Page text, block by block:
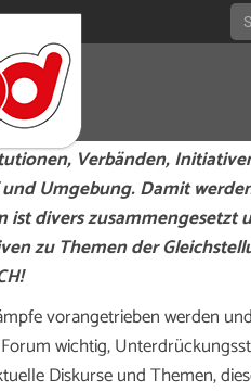
gesellschafspolitisch
Es handelt sich dabei um
Verbänden,
Umgebung. Damit
ist divers
zu Themen der
vorangetrieben werden
wichtig,
Diskurse und Themen,